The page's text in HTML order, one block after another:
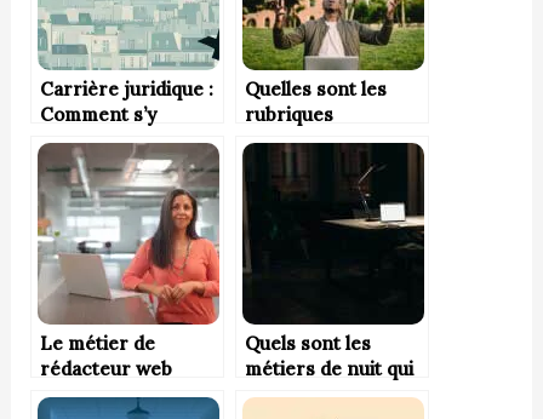
Carrière juridique :
Comment s’y
préparer dès le
lycée ?
Quelles sont les
rubriques
essentielles d’un CV
Le métier de
rédacteur web
Quels sont les
métiers de nuit qui
payent bien en